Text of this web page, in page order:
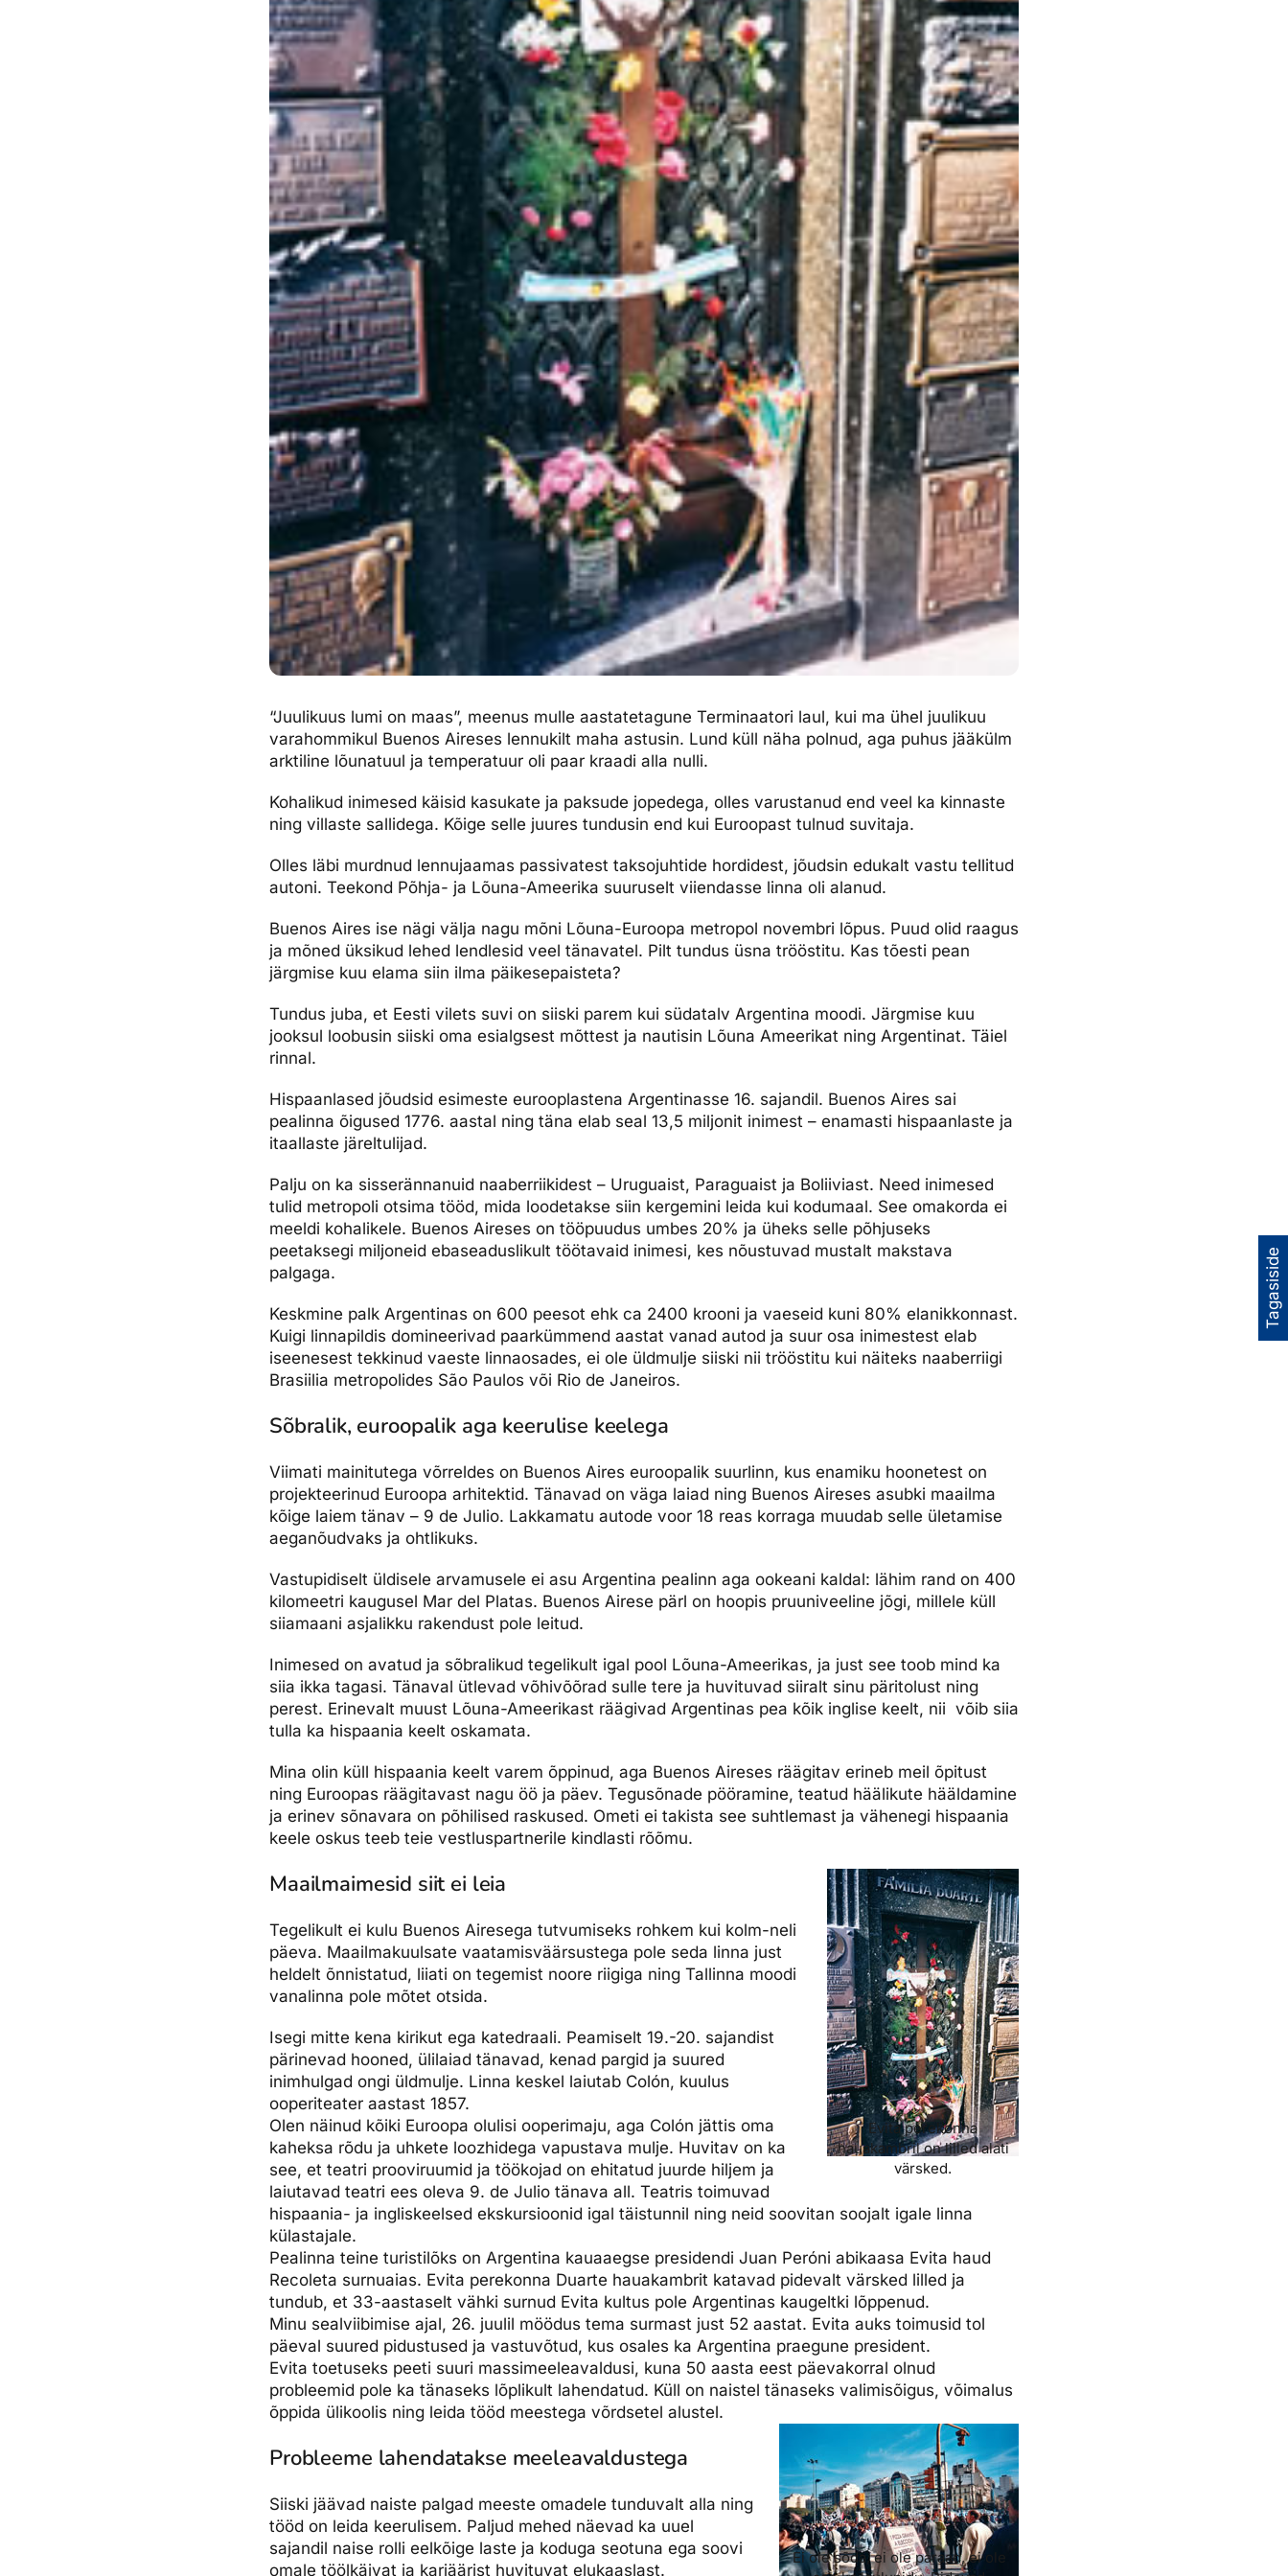
Tagasiside
“Juulikuus lumi on maas”, meenus mulle aastatetagune Terminaatori laul, kui ma ühel juulikuu
varahommikul Buenos Aireses lennukilt maha astusin. Lund küll näha polnud, aga puhus jääkülm
arktiline lõunatuul ja temperatuur oli paar kraadi alla nulli.
Kohalikud inimesed käisid kasukate ja paksude jopedega, olles varustanud end veel ka kinnaste
ning villaste sallidega. Kõige selle juures tundusin end kui Euroopast tulnud suvitaja.
Olles läbi murdnud lennujaamas passivatest taksojuhtide hordidest, jõudsin edukalt vastu tellitud
autoni. Teekond Põhja- ja Lõuna-Ameerika suuruselt viiendasse linna oli alanud.
Buenos Aires ise nägi välja nagu mõni Lõuna-Euroopa metropol novembri lõpus. Puud olid raagus
ja mõned üksikud lehed lendlesid veel tänavatel. Pilt tundus üsna trööstitu. Kas tõesti pean
järgmise kuu elama siin ilma päikesepaisteta?
Tundus juba, et Eesti vilets suvi on siiski parem kui südatalv Argentina moodi. Järgmise kuu
jooksul loobusin siiski oma esialgsest mõttest ja nautisin Lõuna Ameerikat ning Argentinat. Täiel
rinnal.
Hispaanlased jõudsid esimeste eurooplastena Argentinasse 16. sajandil. Buenos Aires sai
pealinna õigused 1776. aastal ning täna elab seal 13,5 miljonit inimest – enamasti hispaanlaste ja
itaallaste järeltulijad.
Palju on ka sisserännanuid naaberriikidest – Uruguaist, Paraguaist ja Boliiviast. Need inimesed
tulid metropoli otsima tööd, mida loodetakse siin kergemini leida kui kodumaal. See omakorda ei
meeldi kohalikele. Buenos Aireses on tööpuudus umbes 20% ja üheks selle põhjuseks
peetaksegi miljoneid ebaseaduslikult töötavaid inimesi, kes nõustuvad mustalt makstava
palgaga.
Keskmine palk Argentinas on 600 peesot ehk ca 2400 krooni ja vaeseid kuni 80% elanikkonnast.
Kuigi linnapildis domineerivad paarkümmend aastat vanad autod ja suur osa inimestest elab
iseenesest tekkinud vaeste linnaosades, ei ole üldmulje siiski nii trööstitu kui näiteks naaberriigi
Brasiilia metropolides São Paulos või Rio de Janeiros.
Sõbralik, euroopalik aga keerulise keelega
Viimati mainitutega võrreldes on Buenos Aires euroopalik suurlinn, kus enamiku hoonetest on
projekteerinud Euroopa arhitektid. Tänavad on väga laiad ning Buenos Aireses asubki maailma
kõige laiem tänav – 9 de Julio. Lakkamatu autode voor 18 reas korraga muudab selle ületamise
aeganõudvaks ja ohtlikuks.
Vastupidiselt üldisele arvamusele ei asu Argentina pealinn aga ookeani kaldal: lähim rand on 400
kilomeetri kaugusel Mar del Platas. Buenos Airese pärl on hoopis pruuniveeline jõgi, millele küll
siiamaani asjalikku rakendust pole leitud.
Inimesed on avatud ja sõbralikud tegelikult igal pool Lõuna-Ameerikas, ja just see toob mind ka
siia ikka tagasi. Tänaval ütlevad võhivõõrad sulle tere ja huvituvad siiralt sinu päritolust ning
perest. Erinevalt muust Lõuna-Ameerikast räägivad Argentinas pea kõik inglise keelt, nii võib siia
tulla ka hispaania keelt oskamata.
Mina olin küll hispaania keelt varem õppinud, aga Buenos Aireses räägitav erineb meil õpitust
ning Euroopas räägitavast nagu öö ja päev. Tegusõnade pööramine, teatud häälikute hääldamine
ja erinev sõnavara on põhilised raskused. Ometi ei takista see suhtlemast ja vähenegi hispaania
keele oskus teeb teie vestluspartnerile kindlasti rõõmu.
Evita perekonna
hauakambril on lilled alati
värsked.
Maailmaimesid siit ei leia
Tegelikult ei kulu Buenos Airesega tutvumiseks rohkem kui kolm-neli
päeva. Maailmakuulsate vaatamisväärsustega pole seda linna just
heldelt õnnistatud, liiati on tegemist noore riigiga ning Tallinna moodi
vanalinna pole mõtet otsida.
Isegi mitte kena kirikut ega katedraali. Peamiselt 19.-20. sajandist
pärinevad hooned, ülilaiad tänavad, kenad pargid ja suured
inimhulgad ongi üldmulje. Linna keskel laiutab Colón, kuulus
ooperiteater aastast 1857.
Olen näinud kõiki Euroopa olulisi ooperimaju, aga Colón jättis oma
kaheksa rõdu ja uhkete loozhidega vapustava mulje. Huvitav on ka
see, et teatri prooviruumid ja töökojad on ehitatud juurde hiljem ja
laiutavad teatri ees oleva 9. de Julio tänava all. Teatris toimuvad
hispaania- ja ingliskeelsed ekskursioonid igal täistunnil ning neid soovitan soojalt igale linna
külastajale.
Pealinna teine turistilõks on Argentina kauaaegse presidendi Juan Peróni abikaasa Evita haud
Recoleta surnuaias. Evita perekonna Duarte hauakambrit katavad pidevalt värsked lilled ja
tundub, et 33-aastaselt vähki surnud Evita kultus pole Argentinas kaugeltki lõppenud.
Minu sealviibimise ajal, 26. juulil möödus tema surmast just 52 aastat. Evita auks toimusid tol
päeval suured pidustused ja vastuvõtud, kus osales ka Argentina praegune president.
Evita toetuseks peeti suuri massimeeleavaldusi, kuna 50 aasta eest päevakorral olnud
probleemid pole ka tänaseks lõplikult lahendatud. Küll on naistel tänaseks valimisõigus, võimalus
õppida ülikoolis ning leida tööd meestega võrdsetel alustel.
Ei ole sõda, ei ole paraad, ei ole
Probleeme lahendatakse meeleavaldustega
Siiski jäävad naiste palgad meeste omadele tunduvalt alla ning
tööd on leida keerulisem. Paljud mehed näevad ka uuel
sajandil naise rolli eelkõige laste ja koduga seotuna ega soovi
omale töölkäivat ja karjäärist huvituvat elukaaslast.